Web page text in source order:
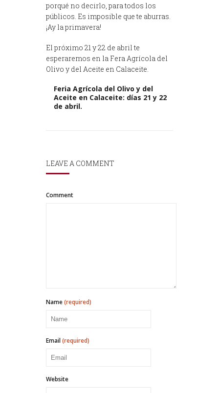
porqué no decirlo, para todos los
públicos. Es imposible que te aburras.
¡Ay la primavera!
El próximo 21 y 22 de abril te
esperaremos en la Fera Agrícola del
Olivo y del Aceite en Calaceite.
Feria Agrícola del Olivo y del
Aceite en Calaceite: días 21 y 22
de abril.
LEAVE A COMMENT
Comment
Name(required)
Email(required)
Website